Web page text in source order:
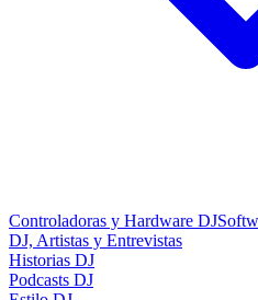
Controladoras y Hardware DJ
DJ, Artistas y Entrevistas
Historias DJ
Podcasts DJ